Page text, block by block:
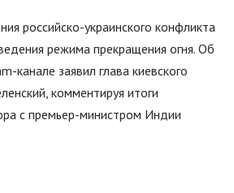
российско-украинского конфликта
режима прекращения огня. Об
канале заявил глава киевского
комментируя итоги
с премьер-министром Индии